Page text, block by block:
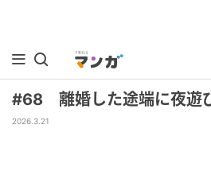
#68 離婚した途端に夜遊
2026.3.21